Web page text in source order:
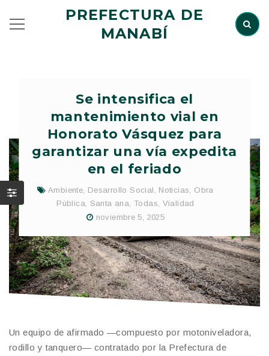
PREFECTURA DE
MANABÍ
Se intensifica el
mantenimiento vial en
Honorato Vásquez para
garantizar una vía expedita
en el feriado
Ambiente, Desarrollo Social , Noticias, Obra
Pública, Santa ana, Todas, Vialidad
noviembre 5, 2025
Un equipo de afirmado —compuesto por motoniveladora,
rodillo y tanquero— contratado por la Prefectura de